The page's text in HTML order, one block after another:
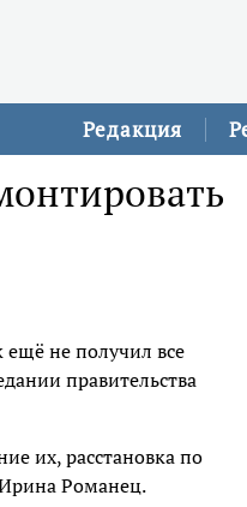
Редакция
ещё не получил все
правительства
их, расстановка по
Ирина Романец.